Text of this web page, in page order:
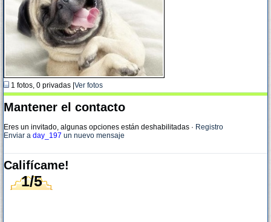
1 fotos, 0 privadas | Ver fotos
Mantener el contacto
Eres un invitado, algunas opciones están deshabilitadas · Registro
Enviar a day_197 un nuevo mensaje
Califícame!
1/5